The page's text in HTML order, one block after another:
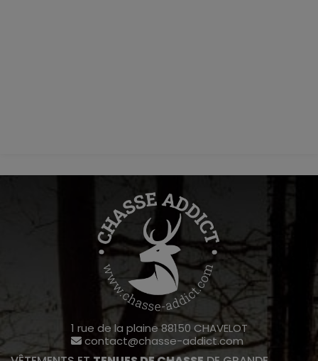
1 rue de la plaine 88150 CHAVELOT
contact@chasse-addict.com